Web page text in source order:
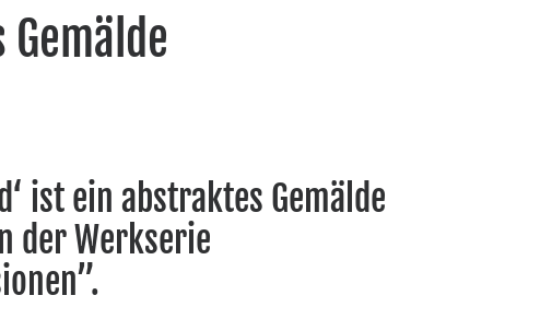
ist ein abstraktes Gemälde
der Werkserie